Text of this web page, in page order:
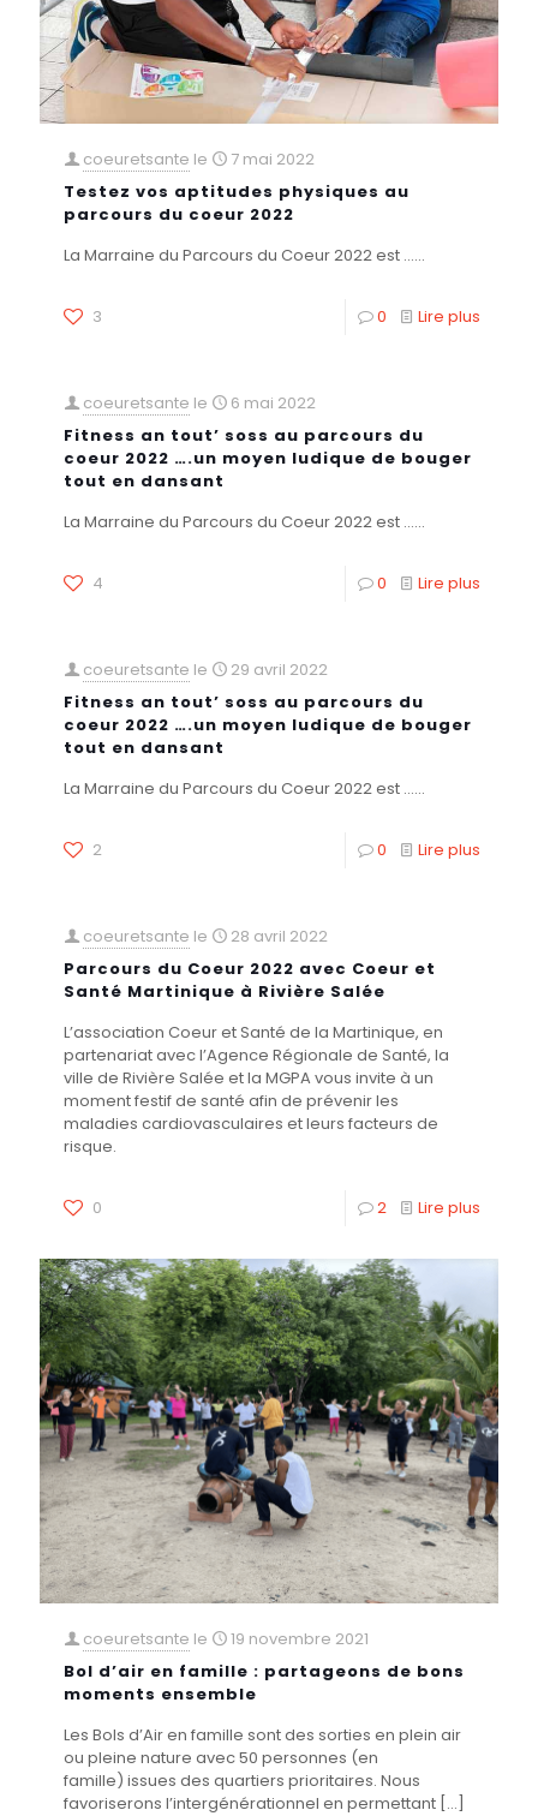
coeuretsante le
7 mai 2022
Testez vos aptitudes physiques au
parcours du coeur 2022
La Marraine du Parcours du Coeur 2022 est ......
3 0 Lire plus
coeuretsante le
6 mai 2022
Fitness an tout’ soss au parcours du
coeur 2022 ….un moyen ludique de bouger
tout en dansant
La Marraine du Parcours du Coeur 2022 est ......
4 0 Lire plus
coeuretsante le
29 avril 2022
Fitness an tout’ soss au parcours du
coeur 2022 ….un moyen ludique de bouger
tout en dansant
La Marraine du Parcours du Coeur 2022 est ......
2 0 Lire plus
coeuretsante le
28 avril 2022
Parcours du Coeur 2022 avec Coeur et
Santé Martinique à Rivière Salée
L’association Coeur et Santé de la Martinique, en
partenariat avec l’Agence Régionale de Santé, la
ville de Rivière Salée et la MGPA vous invite à un
moment festif de santé afin de prévenir les
maladies cardiovasculaires et leurs facteurs de
risque.
0 2 Lire plus
coeuretsante le
19 novembre 2021
Bol d’air en famille : partageons de bons
moments ensemble
Les Bols d’Air en famille sont des sorties en plein air
ou pleine nature avec 50 personnes (en
famille) issues des quartiers prioritaires. Nous
favoriserons l’intergénérationnel en permettant […]